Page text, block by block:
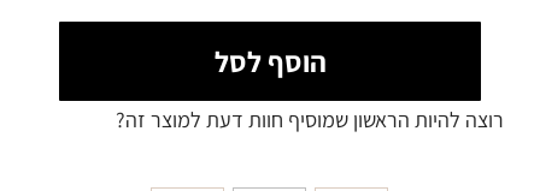
הוסף לסל
רוצה להיות הראשון שמוסיף חוות דעת למוצר זה?